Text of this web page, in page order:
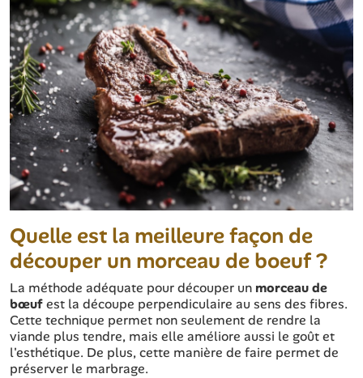
Quelle est la meilleure façon de
découper un morceau de boeuf ?
La méthode adéquate pour découper un morceau de
bœufest la découpe perpendiculaire au sens des fibres.
Cette technique permet non seulement de rendre la
viande plus tendre, mais elle améliore aussi le goût et
l'esthétique. De plus, cette manière de faire permet de
préserver le marbrage.